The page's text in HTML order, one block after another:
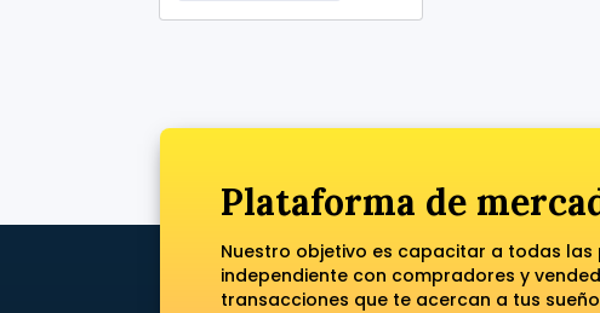
Plataforma de
Nuestro objetivo es capacitar a todas
independiente con compradores y
transacciones que te acercan a tus